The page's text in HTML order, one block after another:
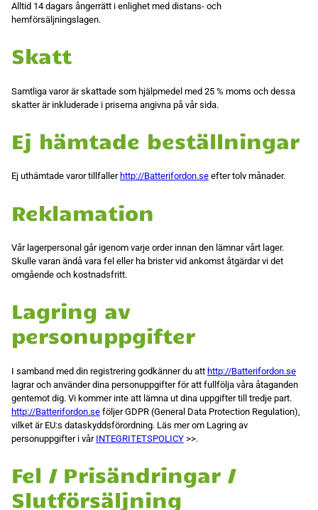
Alltid 14 dagars ångerrätt i enlighet med distans- och
hemförsäljningslagen.
Skatt
Samtliga varor är skattade som hjälpmedel med 25 % moms och dessa
skatter är inkluderade i priserna angivna på vår sida.
Ej hämtade beställningar
Ej uthämtade varor tillfaller http://Batterifordon.se efter tolv månader.
Reklamation
Vår lagerpersonal går igenom varje order innan den lämnar vårt lager.
Skulle varan ändå vara fel eller ha brister vid ankomst åtgärdar vi det
omgående och kostnadsfritt.
Lagring av
personuppgifter
I samband med din registrering godkänner du att http://Batterifordon.se
lagrar och använder dina personuppgifter för att fullfölja våra åtaganden
gentemot dig. Vi kommer inte att lämna ut dina uppgifter till tredje part.
http://Batterifordon.se följer GDPR (General Data Protection Regulation),
vilket är EU:s dataskyddsförordning. Läs mer om Lagring av
personuppgifter i vår INTEGRITETSPOLICY >>.
Fel / Prisändringar /
Slutförsäljning
du chansen att
få se personligt
anpassat
erbjudanden.